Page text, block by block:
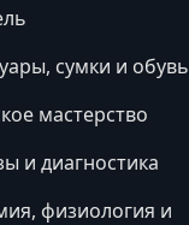
сумки и обувь
мастерство
и диагностика
физиология и